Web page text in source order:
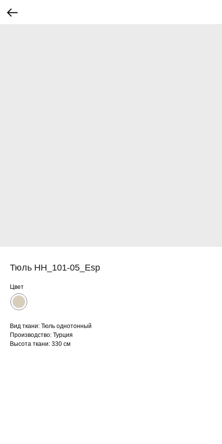
Тюль HH_101-05_Esp
Цвет
Вид ткани: Тюль однотонный
Производство: Турция
Высота ткани: 330 см